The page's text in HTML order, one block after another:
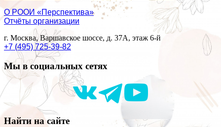
О РООИ «Перспектива»
Отчёты организации
г. Москва, Варшавское шоссе, д. 37А, этаж 6-й
+7 (495) 725-39-82
Мы в социальных сетях
Найти на сайте